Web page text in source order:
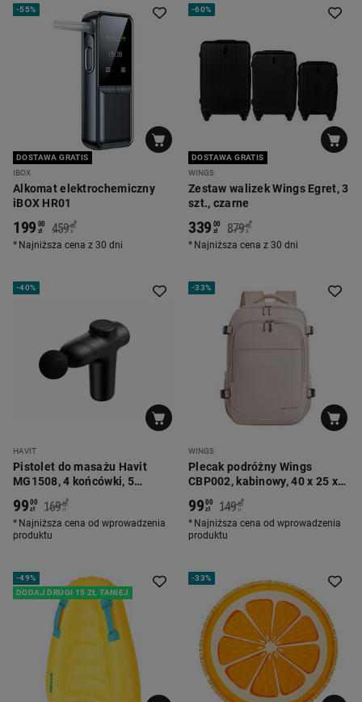
-55%
DOSTAWA GRATIS
IBOX
Alkomat elektrochemiczny
iBOX HR01
199 00
zł 459 00
zł
*
Najniższa cena z 30 dni
-60%
DOSTAWA GRATIS
WINGS
Zestaw walizek Wings Egret, 3
szt., czarne
339 00
zł 879 00
zł
*
Najniższa cena z 30 dni
-40%
HAVIT
Pistolet do masażu Havit
MG1508, 4 końcówki, 5
poziomów intensywności,
czarny
9900
zł 169 00
zł
*
Najniższa cena od wprowadzenia
produktu
-33%
WINGS
Plecak podróżny Wings
CBP002, kabinowy, 40 x 25 x
20 cm, beżowy
9900
zł 149 00
zł
*
Najniższa cena od wprowadzenia
produktu
-49%
DODAJ DRUGI 15 ZŁ TANIEJ
-33%